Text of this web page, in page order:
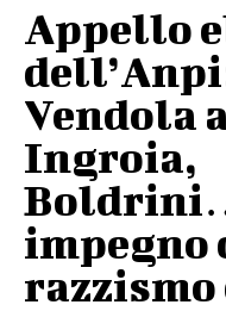
Appello
Vendola
Ingroia,
impegno
razzismo